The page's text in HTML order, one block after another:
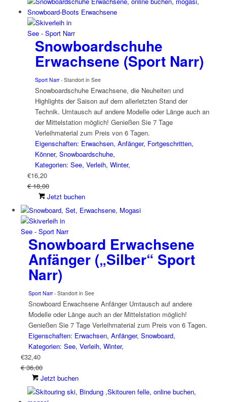
Snowboardschuhe
Erwachsene (Sport Narr)
Sport Narr- Standort in See
Snowboardschuhe Erwachsene, die Neuheiten und
Highlights der Saison auf dem allerletzten Stand der
Technik. Umtausch auf andere Modelle oder Länge auch an
der Mittelstation möglich! Genießen Sie 7 Tage
Verleihmaterial zum Preis von 6 Tagen.
Eigenschaften: Erwachsen, Anfänger, Fortgeschritten,
Könner, Snowboardschuhe,
Kategorien: See, Verleih, Winter,
€16,20
€ 18,00
Jetzt buchen
Snowboard Erwachsene
Anfänger („Silber“ Sport
Narr)
Sport Narr- Standort in See
Snowboard Erwachsene Anfänger Umtausch auf andere
Modelle oder Länge auch an der Mittelstation möglich!
Genießen Sie 7 Tage Verleihmaterial zum Preis von 6 Tagen.
Eigenschaften: Erwachsen, Anfänger, Snowboard,
Kategorien: See, Verleih, Winter,
€32,40
€ 36,00
Jetzt buchen